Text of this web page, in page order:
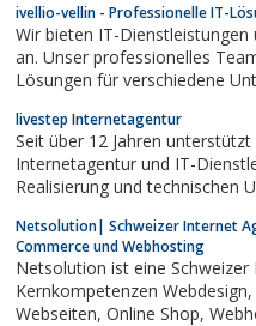
ivellio-vellin - Professionelle IT-
Wir bieten IT-
an. Unser professionelles
Lösungen für verschiedene
Details zu den Leistungen, Produkten und dem Team, findet
man auf der Webseite unter...
livestep Internetagentur
Seit über 12 Jahren
Internetagentur und IT-
Realisierung und technischen
Netsolution| Schweizer Internet
Commerce und Webhosting
Netsolution ist eine
Kernkompetenzen Webdesign, Design und Redesign von
Webseiten, Online Shop, Webhosting, Sicherheit, Prestashop und